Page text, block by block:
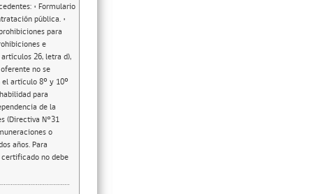
• Formulario
pública. •
para
e
26, letra d),
no se
artículo 8º y 10º
para
de la
(Directiva N°31
o
años. Para
no debe